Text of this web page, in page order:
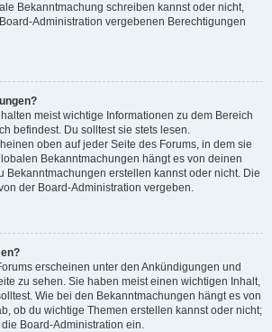
Bekanntmachung schreiben kannst oder nicht,
Administration vergebenen Berechtigungen
meist wichtige Informationen zu dem Bereich
befindest. Du solltest sie stets lesen.
oben auf jeder Seite des Forums, in dem sie
Bekanntmachungen hängt es von deinen
Bekanntmachungen erstellen kannst oder nicht. Die
der Board-Administration vergeben.
erscheinen unter den Ankündigungen und
zu sehen. Sie haben meist einen wichtigen Inhalt,
Wie bei den Bekanntmachungen hängt es von
ob du wichtige Themen erstellen kannst oder nicht;
Board-Administration ein.